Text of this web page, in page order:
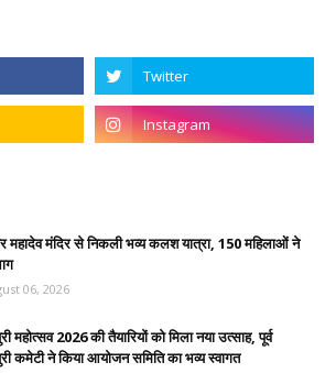
महादेव मंदिर से निकली भव्य कलश यात्रा, 150 महिलाओं ने
06, 2026
महोत्सव 2026 की तैयारियों को मिला नया उत्साह, पूर्व
कमेटी ने किया आयोजन समिति का भव्य स्वागत